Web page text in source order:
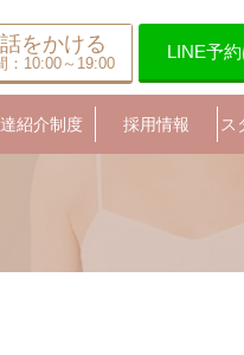
をかける
：10:00～19:00
LINE予
紹介制度 採用情報 ス